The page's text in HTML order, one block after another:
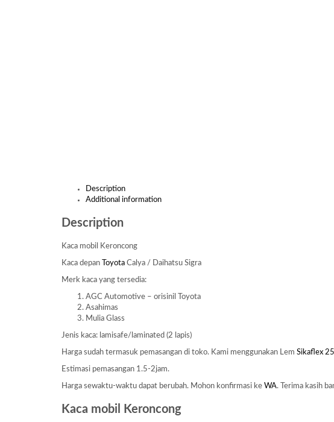
Description
Additional information
Description
Kaca mobil Keroncong
Kaca depan Toyota Calya / Daihatsu Sigra
Merk kaca yang tersedia:
AGC Automotive – orisinil Toyota
Asahimas
Mulia Glass
Jenis kaca: lamisafe/laminated (2 lapis)
Harga sudah termasuk pemasangan di toko. Kami menggunakan Lem Sikaflex
Estimasi pemasangan 1.5-2jam.
Harga sewaktu-waktu dapat berubah. Mohon konfirmasi ke WA. Terima kasih
Kaca mobil Keroncong